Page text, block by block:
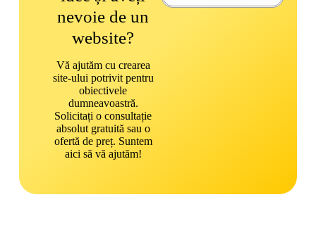
nevoie de un
website?
Vă ajutăm cu crearea
site-ului potrivit pentru
obiectivele
dumneavoastră.
Solicitați o consultație
absolut gratuită sau o
ofertă de preț. Suntem
aici să vă ajutăm!